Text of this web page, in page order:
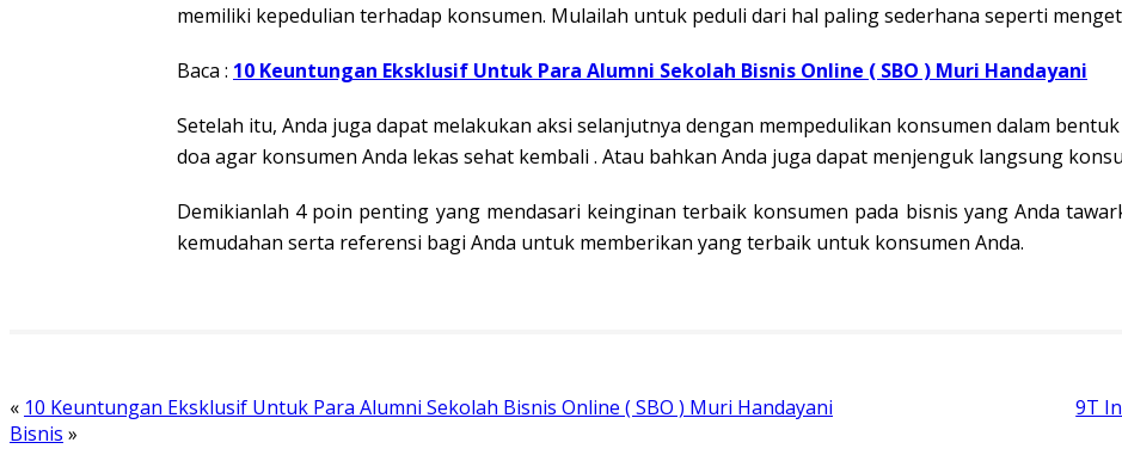
memiliki kepedulian terhadap konsumen. Mulailah untuk peduli dari hal paling sederhana seperti
Baca : 10 Keuntungan Eksklusif Untuk Para Alumni Sekolah Bisnis Online ( SBO ) Muri Handayani
Setelah itu, Anda juga dapat melakukan aksi selanjutnya dengan mempedulikan konsumen dalam
doa agar konsumen Anda lekas sehat kembali . Atau bahkan Anda juga dapat menjenguk langsung
Demikianlah 4 poin penting yang mendasari keinginan terbaik konsumen pada bisnis yang Anda
kemudahan serta referensi bagi Anda untuk memberikan yang terbaik untuk konsumen Anda.
« 10 Keuntungan Eksklusif Untuk Para Alumni Sekolah Bisnis Online ( SBO ) Muri Handayani
9T
Bisnis »